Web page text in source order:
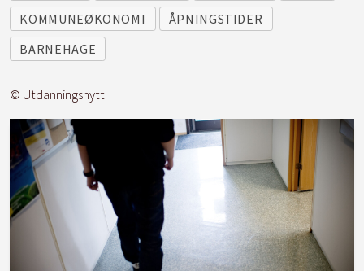
KOMMUNEØKONOMI
ÅPNINGSTIDER
BARNEHAGE
© Utdanningsnytt